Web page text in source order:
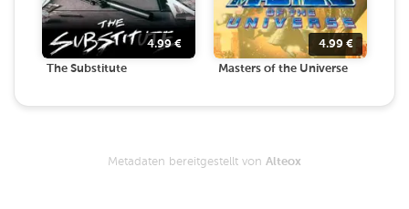
4.99€
The Substitute
4.99 €
Masters of the Universe
Metadaten bereitgestellt von Alteox